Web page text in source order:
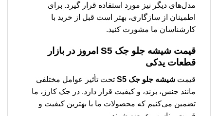
مدل‌های دیگر نیز مورد استفاده قرار گیرد. برای
اطمینان از سازگاری، بهتر است قبل از خرید با
کارشناسان ما مشورت کنید.
قیمت شیشه جلو جک S5
امروز در بازار
قطعات یدکی
قیمت شیشه جلو جک S5
تحت تأثیر عوامل مختلفی
مانند جنس، برند، و کیفیت قرار دارد. در جک کارز، ما
تضمین می‌کنیم که محصولات ما با بهترین کیفیت و